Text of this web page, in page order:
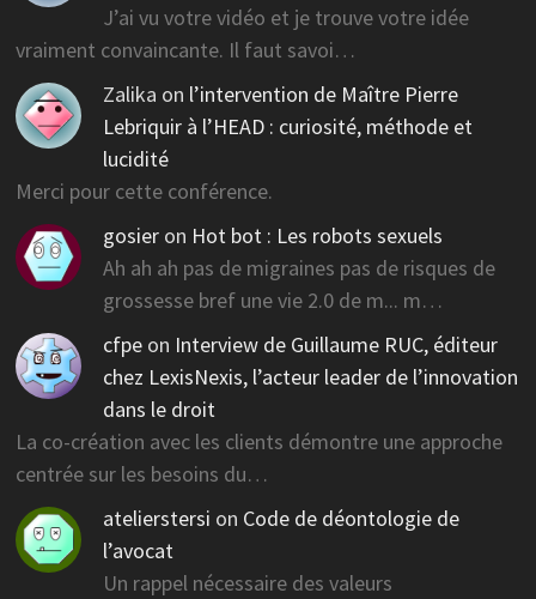
J’ai vu votre vidéo et je trouve votre idée
vraiment convaincante. Il faut savoi…
Zalika on l’intervention de Maître Pierre
Lebriquir à l’HEAD : curiosité, méthode et
lucidité
Merci pour cette conférence.
gosier on Hot bot : Les robots sexuels
Ah ah ah pas de migraines pas de risques de
grossesse bref une vie 2.0 de m... m…
cfpe on Interview de Guillaume RUC, éditeur
chez LexisNexis, l’acteur leader de l’innovation
dans le droit
La co-création avec les clients démontre une approche
centrée sur les besoins du…
atelierstersi on Code de déontologie de
l’avocat
Un rappel nécessaire des valeurs